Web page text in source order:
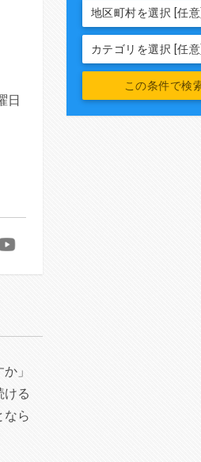
日
」
ける
なら
地区町村を選択 [任意]
カテゴリを選択 [任意]